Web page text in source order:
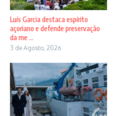
Luís Garcia destaca espírito
açoriano e defende preservação
da me ...
3 de Agosto, 2026